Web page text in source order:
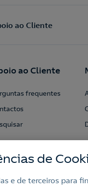
ao Cliente
ao Cliente
frequentes
de
e de terceiros para